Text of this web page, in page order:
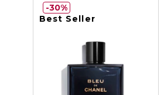
Best Seller
30%